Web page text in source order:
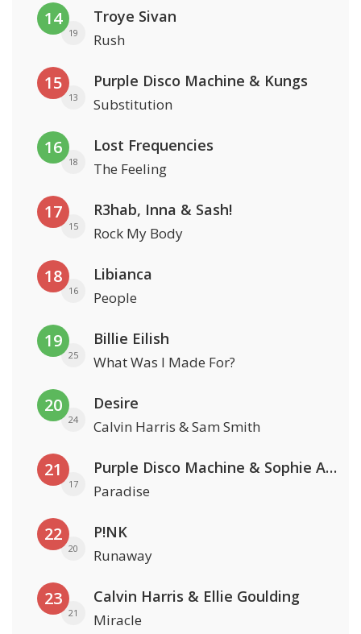
14
19
Troye Sivan
Rush
15
13
Purple Disco Machine & Kungs
Substitution
16
18
Lost Frequencies
The Feeling
17
15
R3hab, Inna & Sash!
Rock My Body
18
16
Libianca
People
19
25
Billie Eilish
What Was I Made For?
20
24
Desire
Calvin Harris & Sam Smith
21
17
Purple Disco Machine & Sophie And The Giants
Paradise
22
20
P!NK
Runaway
23
21
Calvin Harris & Ellie Goulding
Miracle